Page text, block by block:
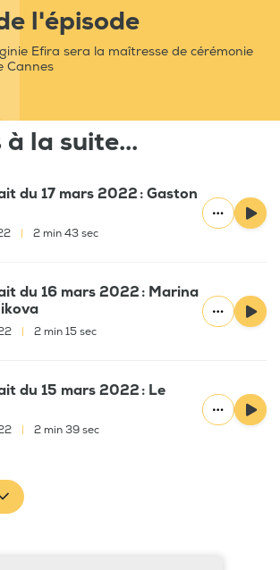
l'épisode
Efira sera la maîtresse de cérémonie
Cannes
à la suite...
du 17 mars 2022 : Gaston
2 min 43 sec
du 16 mars 2022 : Marina
2 min 15 sec
du 15 mars 2022 : Le
2 min 39 sec